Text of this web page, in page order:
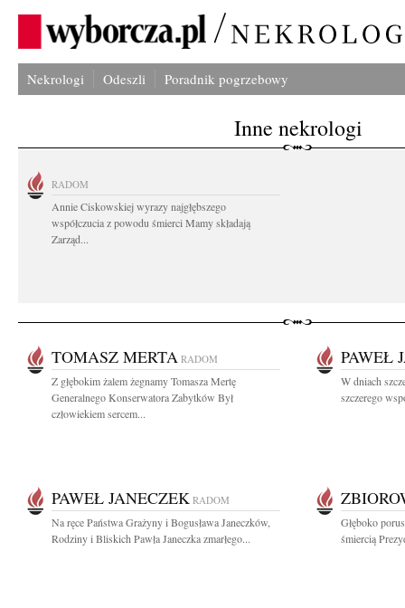
Nekrologi Odeszli Poradnik pogrzebowy
Inne nekrologi
RADOM
Annie Ciskowskiej wyrazy najgłębszego
współczucia z powodu śmierci Mamy składają
Zarząd...
TOMASZ MERTA RADOM
Z głębokim żalem żegnamy Tomasza Mertę
Generalnego Konserwatora Zabytków Był
człowiekiem sercem...
PAWEŁ
W dniach
szczerego
PAWEŁ JANECZEK RADOM
Na ręce Państwa Grażyny i Bogusława Janeczków,
Rodziny i Bliskich Pawła Janeczka zmarłego...
Głęboko
śmiercią